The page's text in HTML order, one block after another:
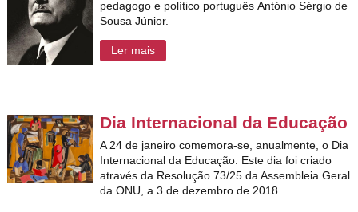
pedagogo e político português António Sérgio de
Sousa Júnior.
Ler mais
Dia Internacional da Educação
A 24 de janeiro comemora-se, anualmente, o Dia
Internacional da Educação. Este dia foi criado
através da Resolução 73/25 da Assembleia Geral
da ONU, a 3 de dezembro de 2018.